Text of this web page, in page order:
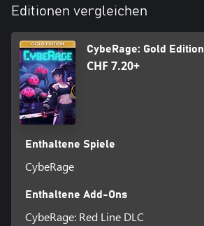
Editionen vergleichen
CybeRage: Gold Edition
CHF 7.20+
Enthaltene Spiele
CybeRage
Enthaltene Add-Ons
CybeRage: Red Line DLC